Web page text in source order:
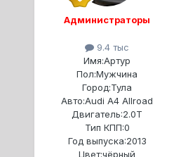
Администраторы
9.4 тыс
Имя:Артур
Пол:Мужчина
Город:Тула
Авто:Audi A4 Allroad
Двигатель:2.0T
Тип КПП:0
Год выпуска:2013
Цвет:чёрный